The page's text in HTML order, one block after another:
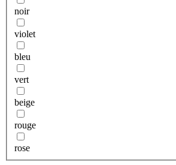
noir
violet
bleu
vert
beige
rouge
rose